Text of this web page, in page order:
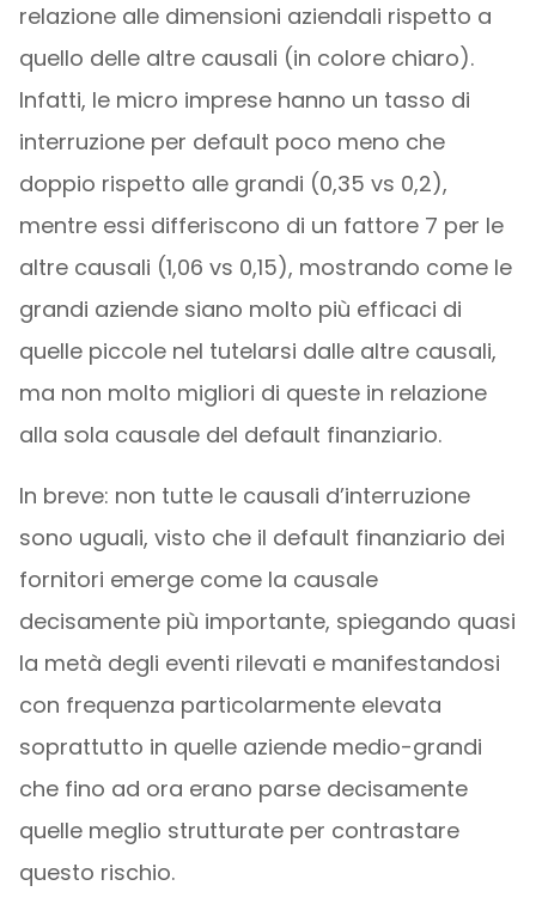
relazione alle dimensioni aziendali rispetto a
quello delle altre causali (in colore chiaro).
Infatti, le micro imprese hanno un tasso di
interruzione per default poco meno che
doppio rispetto alle grandi (0,35 vs 0,2),
mentre essi differiscono di un fattore 7 per le
altre causali (1,06 vs 0,15), mostrando come le
grandi aziende siano molto più efficaci di
quelle piccole nel tutelarsi dalle altre causali,
ma non molto migliori di queste in relazione
alla sola causale del default finanziario.
In breve: non tutte le causali d’interruzione
sono uguali, visto che il default finanziario dei
fornitori emerge come la causale
decisamente più importante, spiegando quasi
la metà degli eventi rilevati e manifestandosi
con frequenza particolarmente elevata
soprattutto in quelle aziende medio-grandi
che fino ad ora erano parse decisamente
quelle meglio strutturate per contrastare
questo rischio.